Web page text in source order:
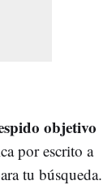
objetivo
por escrito a
tu búsqueda.